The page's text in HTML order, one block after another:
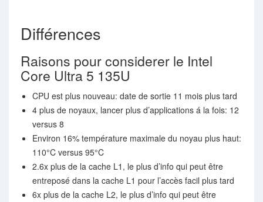
Différences
Raisons pour considerer le Intel
Core Ultra 5 135U
CPU est plus nouveau: date de sortie 11 mois plus tard
4 plus de noyaux, lancer plus d’applications á la fois: 12
versus 8
Environ 16% température maximale du noyau plus haut:
110°C versus 95°C
2.6x plus de la cache L1, le plus d’info qui peut être
entreposé dans la cache L1 pour l’accès facil plus tard
6x plus de la cache L2, le plus d’info qui peut être